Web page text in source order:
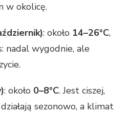
w okolicę.
: około 14–26°C,
nadal wygodnie, ale
: około 0–8°C. Jest ciszej,
sezonowo, a klimat